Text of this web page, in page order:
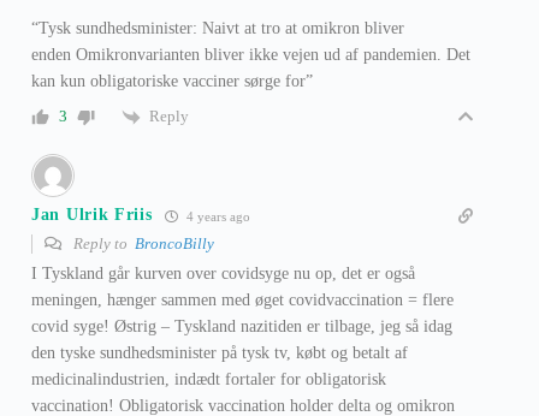
“Tysk sundhedsminister: Naivt at tro at omikron bliver
enden Omikronvarianten bliver ikke vejen ud af pandemien. Det
kan kun obligatoriske vacciner sørge for”
3
Reply
Jan Ulrik Friis 4 years ago
Reply to BroncoBilly
I Tyskland går kurven over covidsyge nu op, det er også
meningen, hænger sammen med øget covidvaccination = flere
covid syge! Østrig – Tyskland nazitiden er tilbage, jeg så idag
den tyske sundhedsminister på tysk tv, købt og betalt af
medicinalindustrien, indædt fortaler for obligatorisk
vaccination! Obligatorisk vaccination holder delta og omikron